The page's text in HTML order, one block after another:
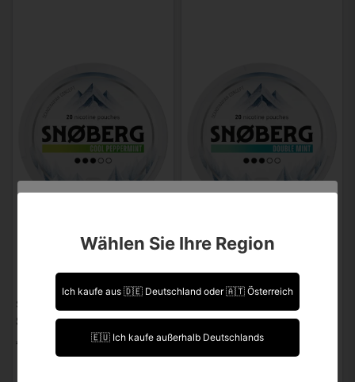
SNOBERG
SNOBERG Cool Peppermin 13mg
€ 2,92 € 2,92
Sind Sie über 18 Jahre alt?
Leider können Sie Ihre Daten nicht selbst ändern.
Ich bin über 18 Jahre alt.
Ich bin unter 18 Jahre alt.
Wählen Sie Ihre Region
Ich kaufe aus 🇩🇪 Deutschland oder 🇦🇹 Österreich
🇪🇺 Ich kaufe außerhalb Deutschlands